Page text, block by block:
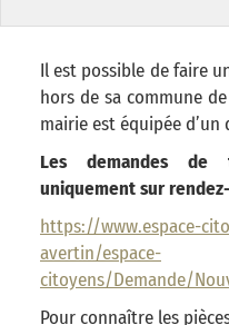
Il est possible de faire
hors de sa commune
mairie est équipée
Les demandes
uniquement sur
https://www.espace-
avertin/espace-
citoyens/Demande/
Pour connaître les